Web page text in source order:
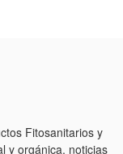
Fitosanitarios y
y orgánica, noticias